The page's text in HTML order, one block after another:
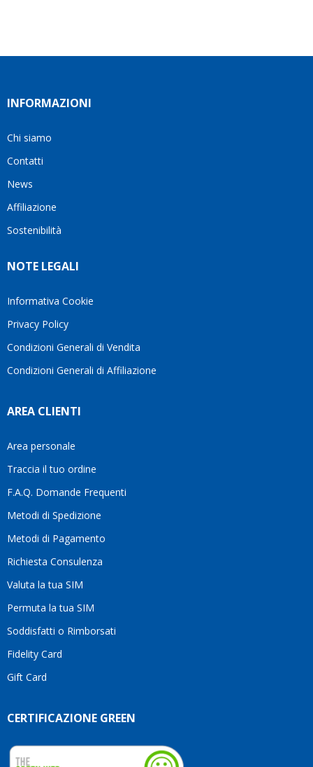
INFORMAZIONI
Chi siamo
Contatti
News
Affiliazione
Sostenibilità
NOTE LEGALI
Informativa Cookie
Privacy Policy
Condizioni Generali di Vendita
Condizioni Generali di Affiliazione
AREA CLIENTI
Area personale
Traccia il tuo ordine
F.A.Q. Domande Frequenti
Metodi di Spedizione
Metodi di Pagamento
Richiesta Consulenza
Valuta la tua SIM
Permuta la tua SIM
Soddisfatti o Rimborsati
Fidelity Card
Gift Card
CERTIFICAZIONE GREEN